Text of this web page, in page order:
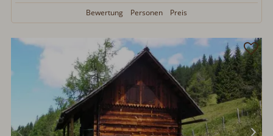
Bewertung
Personen Preis